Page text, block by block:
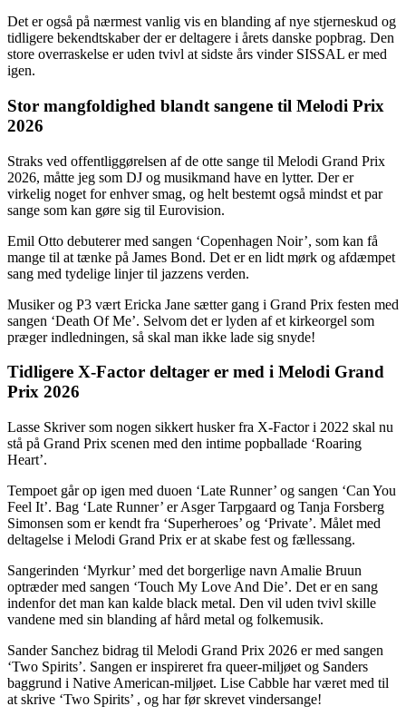
Det er også på nærmest vanlig vis en blanding af nye stjerneskud og
tidligere bekendtskaber der er deltagere i årets danske popbrag. Den
store overraskelse er uden tvivl at sidste års vinder SISSAL er med
igen.
Stor mangfoldighed blandt sangene til Melodi Prix
2026
Straks ved offentliggørelsen af de otte sange til Melodi Grand Prix
2026, måtte jeg som DJ og musikmand have en lytter. Der er
virkelig noget for enhver smag, og helt bestemt også mindst et par
sange som kan gøre sig til Eurovision.
Emil Otto debuterer med sangen ‘Copenhagen Noir’, som kan få
mange til at tænke på James Bond. Det er en lidt mørk og afdæmpet
sang med tydelige linjer til jazzens verden.
Musiker og P3 vært Ericka Jane sætter gang i Grand Prix festen med
sangen ‘Death Of Me’. Selvom det er lyden af et kirkeorgel som
præger indledningen, så skal man ikke lade sig snyde!
Tidligere X-Factor deltager er med i Melodi Grand
Prix 2026
Lasse Skriver som nogen sikkert husker fra X-Factor i 2022 skal nu
stå på Grand Prix scenen med den intime popballade ‘Roaring
Heart’.
Tempoet går op igen med duoen ‘Late Runner’ og sangen ‘Can You
Feel It’. Bag ‘Late Runner’ er Asger Tarpgaard og Tanja Forsberg
Simonsen som er kendt fra ‘Superheroes’ og ‘Private’. Målet med
deltagelse i Melodi Grand Prix er at skabe fest og fællessang.
Sangerinden ‘Myrkur’ med det borgerlige navn Amalie Bruun
optræder med sangen ‘Touch My Love And Die’. Det er en sang
indenfor det man kan kalde black metal. Den vil uden tvivl skille
vandene med sin blanding af hård metal og folkemusik.
Sander Sanchez bidrag til Melodi Grand Prix 2026 er med sangen
‘Two Spirits’. Sangen er inspireret fra queer-miljøet og Sanders
baggrund i Native American-miljøet. Lise Cabble har været med til
at skrive ‘Two Spirits’ , og har før skrevet vindersange!